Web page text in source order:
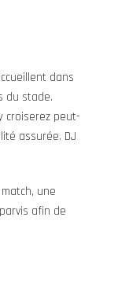
dans
du stade.
croiserez peut-
assurée. DJ
une
afin de